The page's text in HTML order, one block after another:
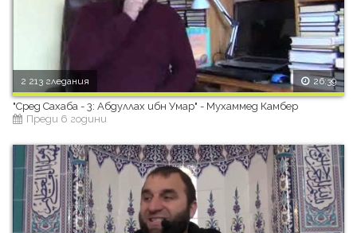
2 213 гледания 26:39
"Сред Сахаба - 3: Абдуллах ибн Умар" - Мухаммед Камбер
Преди 6 години